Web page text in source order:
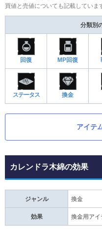
買値と売値についても記載していま
分類別
回復 MP回復
ステータス 換金
アイテ
カレンドラ木綿の効果
ジャンル 換金
効果 換金用アイ